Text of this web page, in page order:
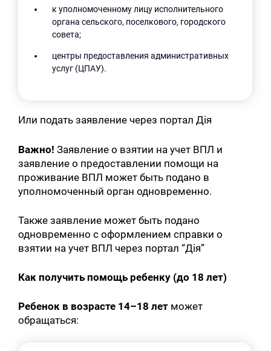
к уполномоченному лицу исполнительного
органа сельского, поселкового, городского
совета;
центры предоставления административных
услуг (ЦПАУ).
Или подать заявление через портал Дія
Важно! Заявление о взятии на учет ВПЛ и
заявление о предоставлении помощи на
проживание ВПЛ может быть подано в
уполномоченный орган одновременно.
Также заявление может быть подано
одновременно с оформлением справки о
взятии на учет ВПЛ через портал “Дія”
Как получить помощь ребенку (до 18 лет)
Ребенок в возрасте 14–18 лет может
обращаться: